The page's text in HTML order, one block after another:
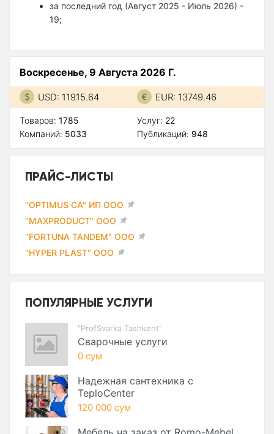
за последний год (Август 2025 - Июль 2026) -
19;
Воскресенье, 9 Августа 2026 Г.
USD: 11915.64 EUR: 13749.46
Товаров: 1785
Компаний: 5033
Услуг: 22
Публикаций: 948
ПРАЙС-ЛИСТЫ
"OPTIMUS CA" ИП ООО
"MAXPRODUCT" ООО
"FORTUNA TANDEM" ООО
"HYPER PLAST" ООО
ПОПУЛЯРНЫЕ УСЛУГИ
"ProfSvarka Tashkent"
Сварочные услуги
0 сум
Надежная сантехника с
TeploCenter
120 000 сум